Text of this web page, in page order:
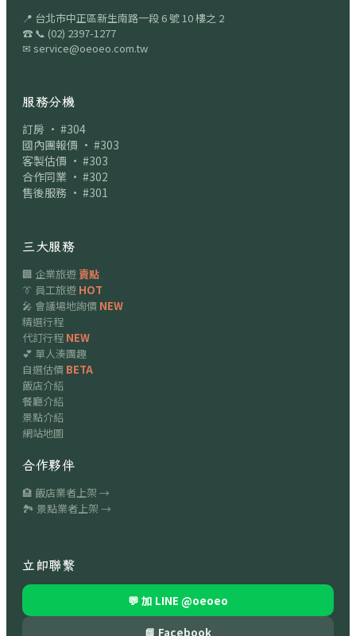
📍 台北市中正區新生南路一段 6 號 10 樓之 2
☎ 📞 (02) 2397-1277
✉ service@oeoeo.com.tw
服務分機
訂房 · #304
國內團報價 · #303
客製估價 · #303
合作同業 · #302
售後服務 · #301
三大服務
🏢 企業旅遊賣點
👔 員工旅遊 HOT
🎤 會議場地詢價 NEW
精選行程
代訂行程 NEW
💕 單人湊團趣
自選估價 BETA
飯店介紹
餐廳介紹
景點介紹
網站地圖
合作夥伴
🏨 飯店業者上架 →
🏞 景點業者上架 →
立即聯繫
💬 加 LINE @oeoeo
📘 Facebook